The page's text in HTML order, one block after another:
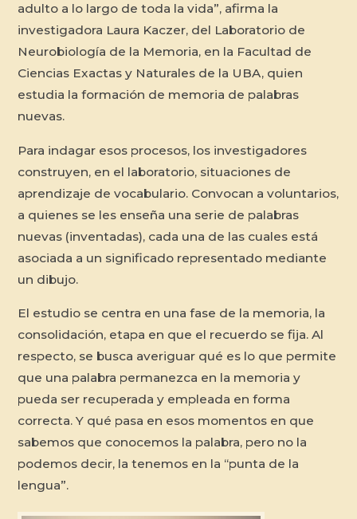
adulto a lo largo de toda la vida”, afirma la
investigadora Laura Kaczer, del Laboratorio de
Neurobiología de la Memoria, en la Facultad de
Ciencias Exactas y Naturales de la UBA, quien
estudia la formación de memoria de palabras
nuevas.
Para indagar esos procesos, los investigadores
construyen, en el laboratorio, situaciones de
aprendizaje de vocabulario. Convocan a voluntarios,
a quienes se les enseña una serie de palabras
nuevas (inventadas), cada una de las cuales está
asociada a un significado representado mediante
un dibujo.
El estudio se centra en una fase de la memoria, la
consolidación, etapa en que el recuerdo se fija. Al
respecto, se busca averiguar qué es lo que permite
que una palabra permanezca en la memoria y
pueda ser recuperada y empleada en forma
correcta. Y qué pasa en esos momentos en que
sabemos que conocemos la palabra, pero no la
podemos decir, la tenemos en la “punta de la
lengua”.